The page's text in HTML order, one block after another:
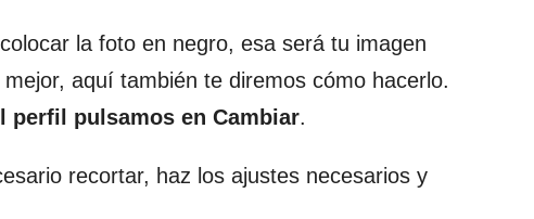
la foto en negro, esa será tu imagen
aquí también te diremos cómo hacerlo.
perfil pulsamos en Cambiar.
recortar, haz los ajustes necesarios y